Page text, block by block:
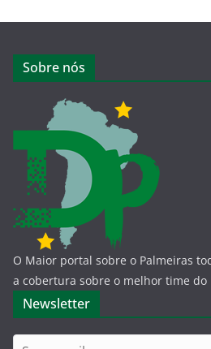
Sobre nós
O Maior portal sobre o Palmeiras
a cobertura sobre o melhor time do
Newsletter